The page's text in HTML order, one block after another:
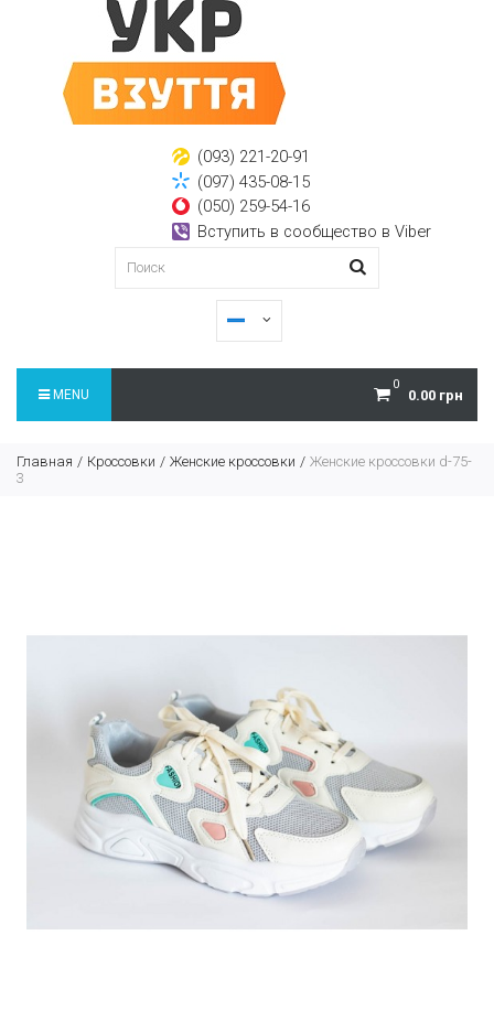
(093) 221-20-91
(097) 435-08-15
(050) 259-54-16
Вступить в сообщество в Viber
0
0.00 грн
MENU
Главная Кроссовки Женские кроссовки
Женские кроссовки d-75-
3